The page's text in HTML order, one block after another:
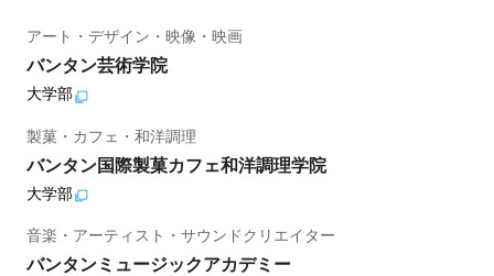
アート・デザイン・映像・映画
バンタン芸術学院
大学部
製菓・カフェ・和洋調理
バンタン国際製菓カフェ和洋調理学院
大学部
音楽・アーティスト・サウンドクリエイター
バンタンミュージックアカデミー